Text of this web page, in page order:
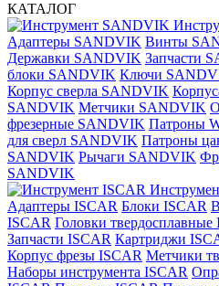
КАТАЛОГ
Адаптеры SANDVIK Винты
Державки SANDVIK Запчасти
блоки SANDVIK Ключи
Корпус сверла SANDVIK
SANDVIK Метчики SANDVIK
фрезерные SANDVIK Патроны
для сверл SANDVIK Патроны
SANDVIK Рычаги SANDVIK
SANDVIK
Адаптеры ISCAR Блоки ISCAR
ISCAR Головки твердосплавные
Запчасти ISCAR Картриджи
Корпус фрезы ISCAR Метчики
Наборы инструмента ISCAR